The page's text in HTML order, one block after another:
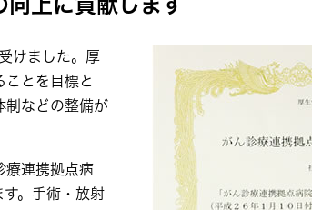
向上に貢献します
けました。厚
ことを目標と
制などの整備が
療連携拠点病
。手術・放射